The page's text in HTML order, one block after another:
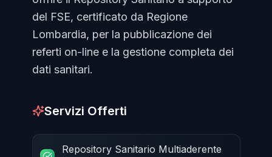
del FSE, certificato da Regione
Lombardia, per la pubblicazione dei
referti on-line e la gestione completa dei
dati sanitari.
Servizi Offerti
Repository Sanitario Multiaderente